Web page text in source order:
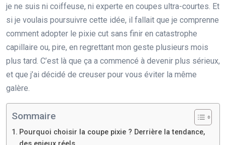
je ne suis ni coiffeuse, ni experte en coupes ultra-courtes. Et
si je voulais poursuivre cette idée, il fallait que je comprenne
comment adopter le pixie cut sans finir en catastrophe
capillaire ou, pire, en regrettant mon geste plusieurs mois
plus tard. C’est là que ça a commencé à devenir plus sérieux,
et que j’ai décidé de creuser pour vous éviter la même
galère.
Sommaire
Pourquoi choisir la coupe pixie ? Derrière la tendance,